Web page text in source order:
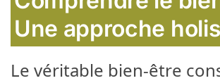
Une approche
Le véritable bien-être